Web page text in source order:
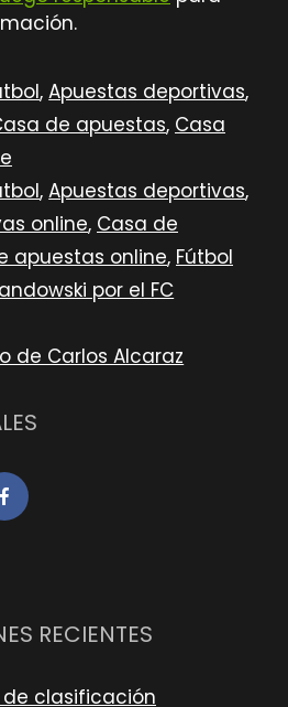
,Apuestas deportivas,
de apuestas, Casa
,Apuestas deportivas,
online, Casa de
apuestas online, Fútbol
por el FC
de Carlos Alcaraz
RECIENTES
clasificación